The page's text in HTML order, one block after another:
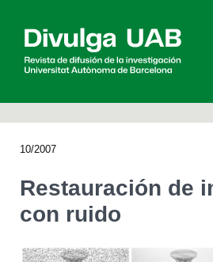
10/2007
Restauración de
con ruido